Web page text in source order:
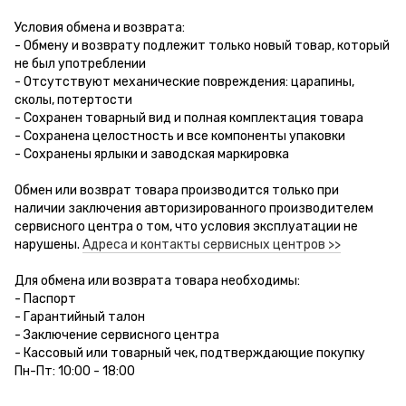
Условия обмена и возврата:
- Обмену и возврату подлежит только новый товар, который
не был употреблении
- Отсутствуют механические повреждения: царапины,
сколы, потертости
- Сохранен товарный вид и полная комплектация товара
- Сохранена целостность и все компоненты упаковки
- Сохранены ярлыки и заводская маркировка
Обмен или возврат товара производится только при
наличии заключения авторизированного производителем
сервисного центра о том, что условия эксплуатации не
нарушены. Адреса и контакты сервисных центров >>
Для обмена или возврата товара необходимы:
- Паспорт
- Гарантийный талон
- Заключение сервисного центра
- Кассовый или товарный чек, подтверждающие покупку
Пн-Пт: 10:00 - 18:00